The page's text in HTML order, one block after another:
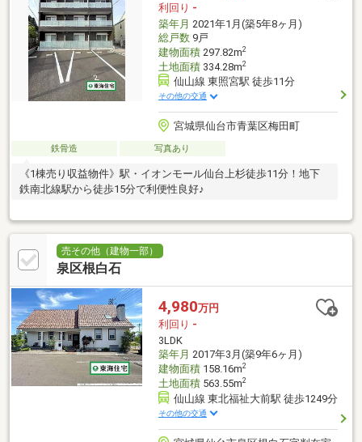
利回り -
築年月 2021年1月(築5年8ヶ月)
総戸数9戸
建物面積297.82m2
土地面積334.28m2
仙山線 東照宮駅 徒歩11分
その他の交通
宮城県仙台市青葉区梅田町
鉄骨造 写真あり
《1棟売り収益物件》駅・イオンモール仙台上杉徒歩11分！地下
鉄南北線駅から徒歩15分で利便性良好♪
売その他（建物一部）
泉区根白石
4,980万円
利回り -
3LDK
築年月 2017年3月(築9年6ヶ月)
建物面積158.16m2
土地面積563.55m2
仙山線 東北福祉大前駅 徒歩1249分
その他の交通